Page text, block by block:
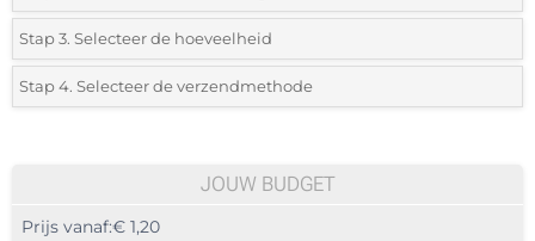
*Selecteer de bedrukking en kleuren van het logo:
1 Kleur (Aan een kant)
Stap 3. Selecteer de hoeveelheid
*Selecteer uit de lijst of voeg het gewenste aantal in
50
Stap 4. Selecteer de verzendmethode
JOUW BUDGET
Prijs vanaf:€ 1,20